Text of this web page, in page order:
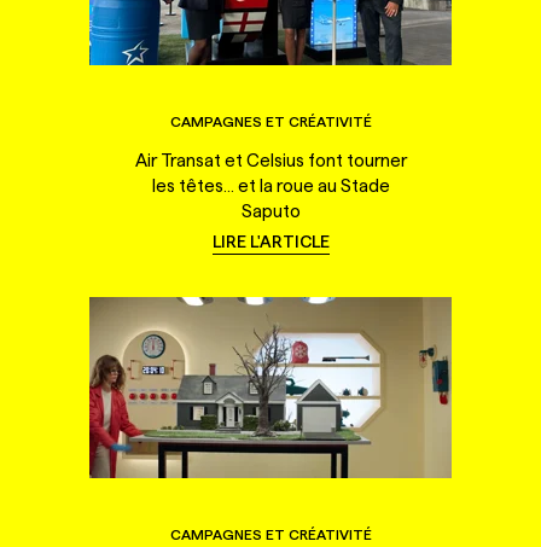
CAMPAGNES ET CRÉATIVITÉ
Air Transat et Celsius font tourner
les têtes... et la roue au Stade
Saputo
LIRE L'ARTICLE
CAMPAGNES ET CRÉATIVITÉ